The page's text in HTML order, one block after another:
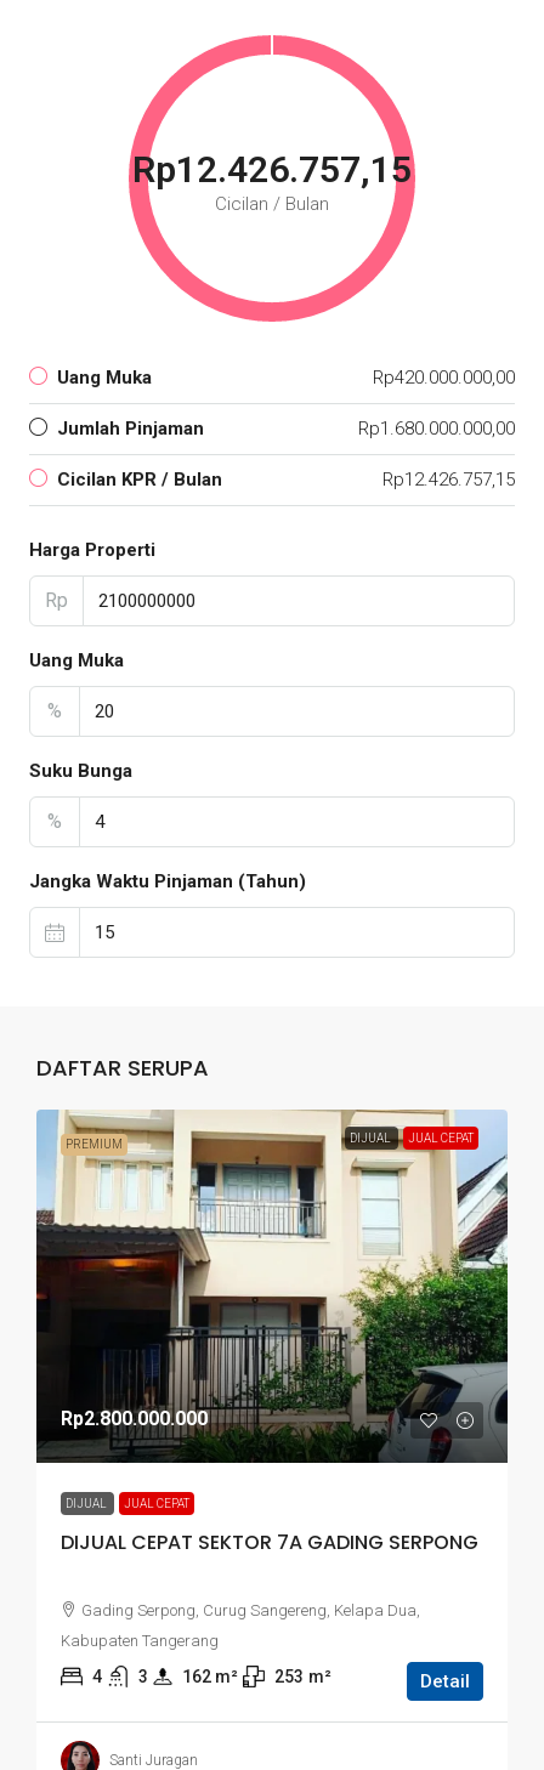
Rp12.426.757,15
Cicilan / Bulan
Uang Muka Rp420.000.000,00
Jumlah Pinjaman Rp1.680.000.000,00
Cicilan KPR / Bulan Rp12.426.757,15
Harga Properti
Rp
Uang Muka
%
Suku Bunga
%
Jangka Waktu Pinjaman (Tahun)
DAFTAR SERUPA
PREMIUM DIJUAL JUAL CEPAT
Rp2.800.000.000
DIJUAL JUAL CEPAT
DIJUAL CEPAT SEKTOR 7A GADING SERPONG
Gading Serpong, Curug Sangereng, Kelapa Dua,
Kabupaten Tangerang
4 3 162 m² 253 m² Detail
Santi Juragan